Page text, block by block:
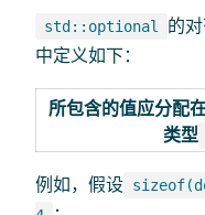
std::optional 的
中定义如下：
所包含的值应分配
类型
例如，假设